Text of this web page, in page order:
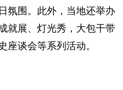
氛围。此外，当地还举办
就展、灯光秀，大包干带
座谈会等系列活动。